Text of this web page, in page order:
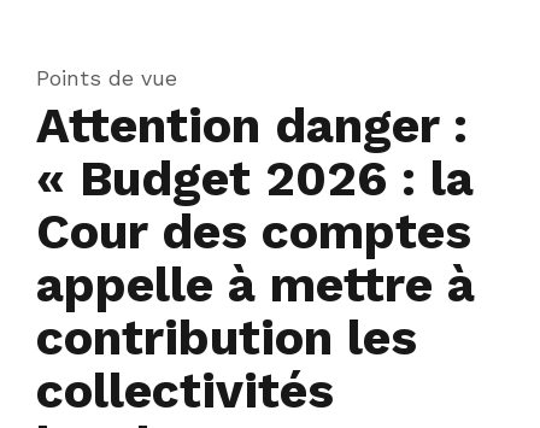
Points de vue
Attention danger :
« Budget 2026 : la
Cour des comptes
appelle à mettre à
contribution les
collectivités